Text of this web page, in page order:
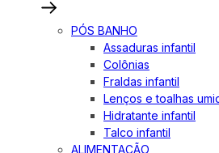
PÓS BANHO
Assaduras infantil
Colônias
Fraldas infantil
Lenços e toalhas
Hidratante infantil
Talco infantil
ALIMENTAÇÃO